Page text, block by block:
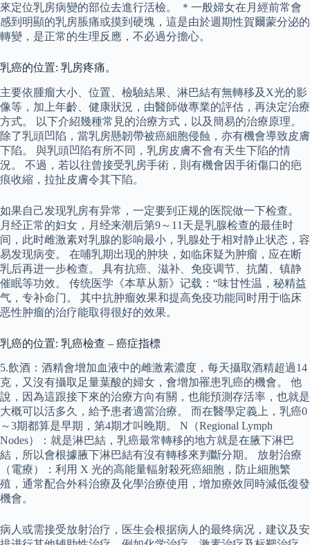
來定位乳房病變的部位去進行活檢。 ＊一般婦女在月經前常會
感到明顯的乳房脹痛或摸到硬塊，這是由於週期性賀爾蒙分泌的
轉變，是正常的生理反應，不必過分擔心。
乳癌的位置: 乳房疼痛。
主要依腫瘤大小、位置、檢驗結果、淋巴結有無轉移及X光的影
像等，加上年齡、健康狀況，由醫師做專業的評估，再決定治療
方式。 以下介紹幾種常見的治療方式，以及簡易的治療原理。
除了乳頭凹陷，當乳房懸韌帶被癌細胞侵蝕，亦有機會導致皮膚
下陷。 與乳頭凹陷有所不同，乳房皮膚不會有天生下陷的情
況。 不過，若以往曾接受乳房手術，則有機會因手術傷口的疤
痕收縮，拉扯皮膚令其下陷。
如果自己发现乳房有异常，一定要到正规的医院做一下检查。
月经正常的妇女，月经来潮后第9～11天是乳腺检查的最佳时
间，此时雌激素对乳腺的影响最小，乳腺处于相对静止状态，容
易发现病变。 在哺乳期出现的肿块，如临床疑为肿瘤，应在断
乳后再进一步检查。 具有抗癌、滋补、免疫调节、抗菌、镇静
催眠等功效。 传统医学《本草从新》记载：“味甘性温，秘精益
气，专补命门。 其中抗肿瘤效果和提高免疫功能同时用于临床
恶性肿瘤的治疗能取得很好的效果。
乳癌的位置: 乳癌檢查 – 癌症指標
5.飲酒：酒精會增加血液中的雌激素濃度，每天攝取酒精超過14
克，又沒有攝取足量葉酸的婦女，會增加罹患乳癌的機會。 他
說，因為這跟接下來的治療方向有關，也能預測存活率，也就是
大概可以活多久，給予患者適當治療。 而在醫學定義上，乳癌0
～3期都算是早期，第4期才叫晚期。 N（Regional Lymph
Nodes）：就是淋巴結，乳癌最常轉移的地方就是在腋下淋巴
結，所以會根據腋下淋巴結有沒有轉移來判斷分期。 放射治療
（電療）：利用 X 光的高能量輻射殺死癌細胞，防止細胞繁
殖，通常配合外科治療及化學治療使用，增加療效同時減低復發
機會。
病人或需接受放射治疗，医生会根据病人的最终病况，建议及安